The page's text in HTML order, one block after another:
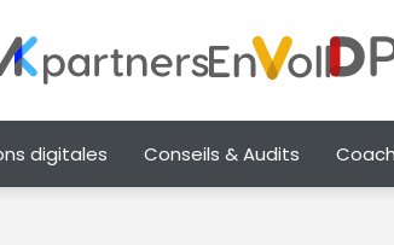
digitales Conseils & Audits